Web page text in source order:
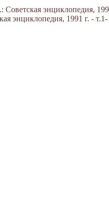
энциклопедия,
энциклопедия, 1991 г. - т.1-